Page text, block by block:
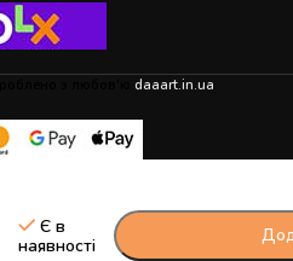
daaart.in.ua
Є в
наявності